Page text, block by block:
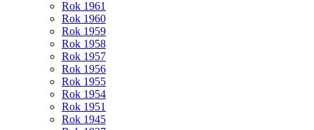
Rok 1961
Rok 1960
Rok 1959
Rok 1958
Rok 1957
Rok 1956
Rok 1955
Rok 1954
Rok 1951
Rok 1945